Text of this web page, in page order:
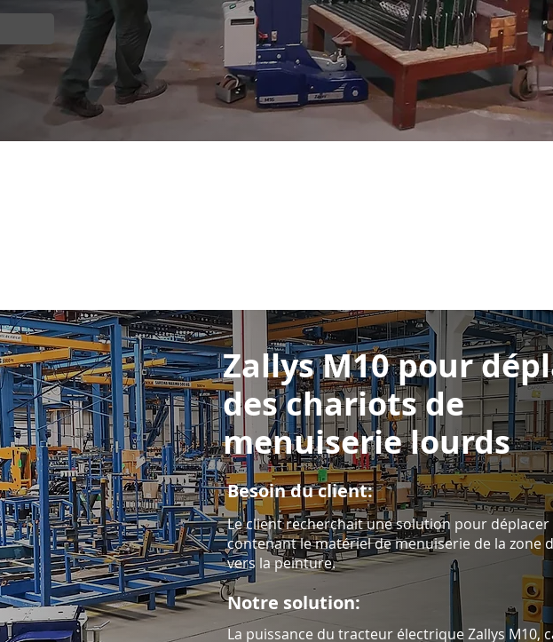
Zallys M10 pour
des chariots de
menuiserie lourds
Besoin du client:
Le client recherchait une solution pour déplacer
contenant le matériel de menuiserie de la zone
vers la peinture.
Notre solution:
La puissance du tracteur électrique Zallys M10,